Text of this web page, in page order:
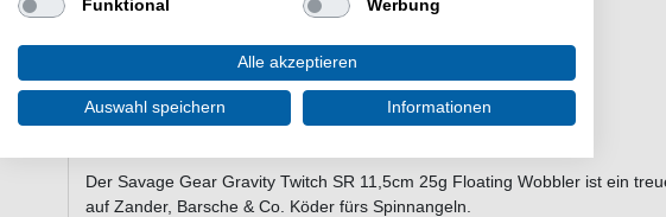
wackelnde und schlagende Aktion
magnetisches Weitwurfsystem
eingebaute Rassel
starke geschmiedete Sprengringe
Der Savage Gear Gravity Twitch SR 11,5cm 25g Floating Wobbler ist ein
auf Zander, Barsche & Co. Köder fürs Spinnangeln.
Funktional Werbung
Alle akzeptieren
Auswahl speichern Informationen